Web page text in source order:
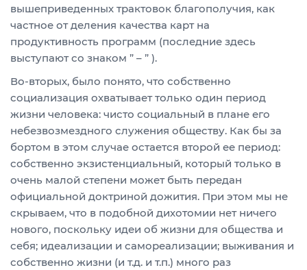
вышеприведенных трактовок благополучия, как
частное от деления качества карт на
продуктивность программ (последние здесь
выступают со знаком ” – ” ).
Во-вторых, было понято, что собственно
социализация охватывает только один период
жизни человека: чисто социальный в плане его
небезвозмездного служения обществу. Как бы за
бортом в этом случае остается второй ее период:
собственно экзистенциальный, который только в
очень малой степени может быть передан
официальной доктриной дожития. При этом мы не
скрываем, что в подобной дихотомии нет ничего
нового, поскольку идеи об жизни для общества и
себя; идеализации и самореализации; выживания и
собственно жизни (и т.д. и т.п.) много раз